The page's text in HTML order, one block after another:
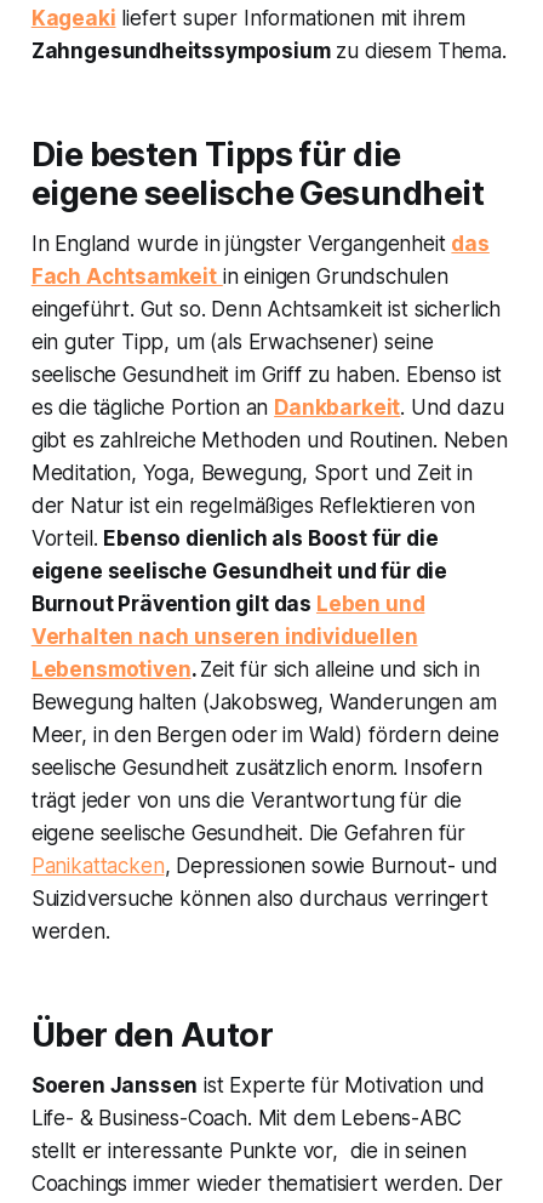
Kageaki liefert super Informationen mit ihrem
Zahngesundheitssymposiumzu diesem Thema.
Die besten Tipps für die
eigene seelische Gesundheit
In England wurde in jüngster Vergangenheit das
Fach Achtsamkeit in einigen Grundschulen
eingeführt. Gut so. Denn Achtsamkeit ist sicherlich
ein guter Tipp, um (als Erwachsener) seine
seelische Gesundheit im Griff zu haben. Ebenso ist
es die tägliche Portion an Dankbarkeit. Und dazu
gibt es zahlreiche Methoden und Routinen. Neben
Meditation, Yoga, Bewegung, Sport und Zeit in
der Natur ist ein regelmäßiges Reflektieren von
Vorteil. Ebenso dienlich als Boost für die
eigene seelische Gesundheit und für die
Burnout Prävention gilt das Leben und
Verhalten nach unseren individuellen
Lebensmotiven. Zeit für sich alleine und sich in
Bewegung halten (Jakobsweg, Wanderungen am
Meer, in den Bergen oder im Wald) fördern deine
seelische Gesundheit zusätzlich enorm. Insofern
trägt jeder von uns die Verantwortung für die
eigene seelische Gesundheit. Die Gefahren für
Panikattacken, Depressionen sowie Burnout- und
Suizidversuche können also durchaus verringert
werden.
Über den Autor
Soeren Janssen ist Experte für Motivation und
Life- & Business-Coach. Mit dem Lebens-ABC
stellt er interessante Punkte vor, die in seinen
Coachings immer wieder thematisiert werden. Der